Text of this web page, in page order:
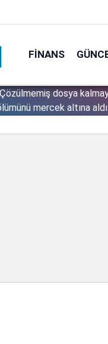
FINANS
İsrail zulümde sınır